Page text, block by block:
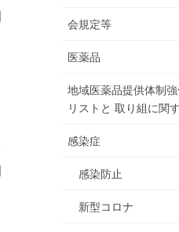
会規定等
医薬品
地域医薬品提供体制
リストと 取り組に関
感染症
感染防止
新型コロナ